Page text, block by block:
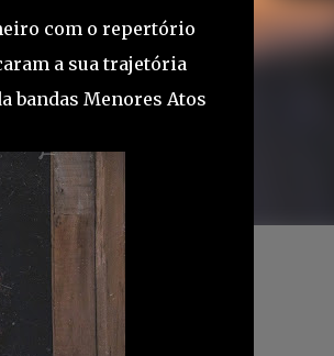
com o repertório
a sua trajetória
bandas Menores Atos